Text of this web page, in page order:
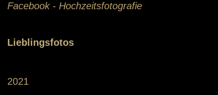
Facebook - Hochzeitsfotografie
Lieblingsfotos
2021